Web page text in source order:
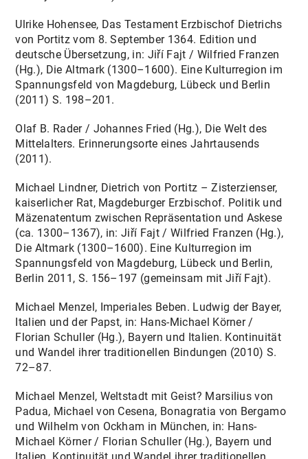
Ulrike Hohensee, Das Testament Erzbischof Dietrichs
von Portitz vom 8. September 1364. Edition und
deutsche Übersetzung, in: Jiří Fajt / Wilfried Franzen
(Hg.), Die Altmark (1300–1600). Eine Kulturregion im
Spannungsfeld von Magdeburg, Lübeck und Berlin
(2011) S. 198–201.
Olaf B. Rader / Johannes Fried (Hg.), Die Welt des
Mittelalters. Erinnerungsorte eines Jahrtausends
(2011).
Michael Lindner, Dietrich von Portitz – Zisterzienser,
kaiserlicher Rat, Magdeburger Erzbischof. Politik und
Mäzenatentum zwischen Repräsentation und Askese
(ca. 1300–1367), in: Jiří Fajt / Wilfried Franzen (Hg.),
Die Altmark (1300–1600). Eine Kulturregion im
Spannungsfeld von Magdeburg, Lübeck und Berlin,
Berlin 2011, S. 156–197 (gemeinsam mit Jiří Fajt).
Michael Menzel, Imperiales Beben. Ludwig der Bayer,
Italien und der Papst, in: Hans-Michael Körner /
Florian Schuller (Hg.), Bayern und Italien. Kontinuität
und Wandel ihrer traditionellen Bindungen (2010) S.
72–87.
Michael Menzel, Weltstadt mit Geist? Marsilius von
Padua, Michael von Cesena, Bonagratia von Bergamo
und Wilhelm von Ockham in München, in: Hans-
Michael Körner / Florian Schuller (Hg.), Bayern und